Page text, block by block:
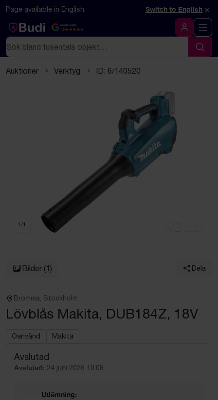
Hoppa till innehåll
Textbaserad (markdown) version av denna sida
Page available in English Switch to English ×
Google Rating
4.5
Logga in
Sök
Sök
Auktioner Verktyg ID: 6/140520
1 /1
Bilder (1) Dela
Bromma, Stockholm
Lövblås Makita, DUB184Z, 18V
Oanvänd Makita
Avslutad
Avslutad: 24 juni 2026 10:08
Utlämning: